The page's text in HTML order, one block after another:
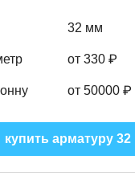
32 мм
от 330 ₽
от 50000 ₽
купить арматуру 32